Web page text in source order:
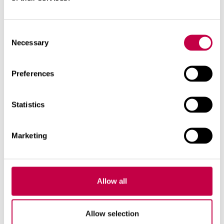
Selection
Necessary
Preferences
Statistics
Marketing
Allow all
Allow selection
NUS­SAR­JA
seen. Si­säl­tää: 1...
KATSO LISÄÄ